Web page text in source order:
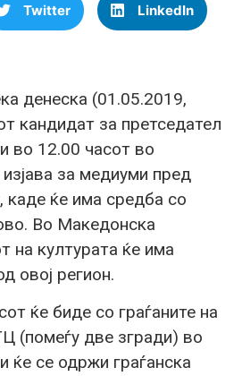
Twitter LinkedIn
денеска (01.05.2019,
кандидат за претседател
во 12.00 часот во
за медиуми пред
каде ќе има средба со
Во Македонска
на културата ќе има
овој регион.
ќе биде со граѓаните на
(помеѓу две згради) во
ќе се одржи граѓанска